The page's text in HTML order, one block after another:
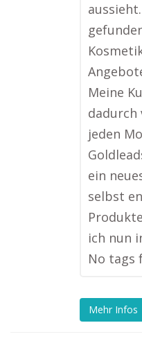
Meine
jeden
ein
selbst
ich nun
No tags
Mehr Infos